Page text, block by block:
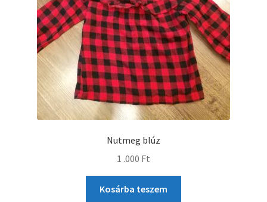
Nutmeg blúz
1 .000 Ft
Kosárba teszem